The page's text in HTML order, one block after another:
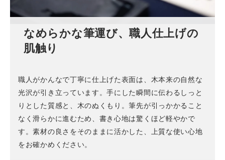
なめらかな筆運び、職人仕上げの
肌触り
職人がかんなで丁寧に仕上げた表面は、木本来の自然な
光沢が引き立っています。手にした瞬間に伝わるしっと
りとした質感と、木のぬくもり。筆先が引っかかること
なく滑らかに進むため、書き心地は驚くほど軽やかで
す。素材の良さをそのままに活かした、上質な使い心地
をお確かめください。